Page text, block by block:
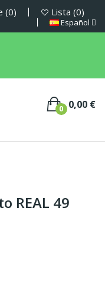
0 Lista 0
Español
0,00 €
0
REAL 49